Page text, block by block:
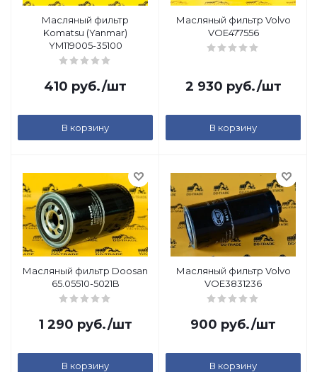
Масляный фильтр
Komatsu (Yanmar)
YM119005-35100
410 руб./шт
В корзину
Масляный фильтр Volvo
VOE477556
2 930 руб./шт
В корзину
Масляный фильтр Doosan
65.05510-5021B
1 290 руб./шт
В корзину
Масляный фильтр Volvo
VOE3831236
900 руб./шт
В корзину